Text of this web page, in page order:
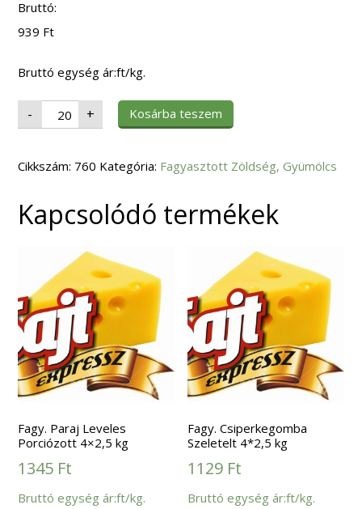
Bruttó:
939 Ft
Bruttó egység ár:ft/kg.
- Fagy.
Morzsolt
Kukorica
mennyiség
+ Kosárba teszem
Cikkszám: 760 Kategória: Fagyasztott Zöldség, Gyümölcs
Kapcsolódó termékek
Fagy. Paraj Leveles
Porciózott 4×2,5 kg
1345 Ft
Bruttó egység ár:ft/kg.
Fagy. Csiperkegomba
Szeletelt 4*2,5 kg
1129 Ft
Bruttó egység ár:ft/kg.